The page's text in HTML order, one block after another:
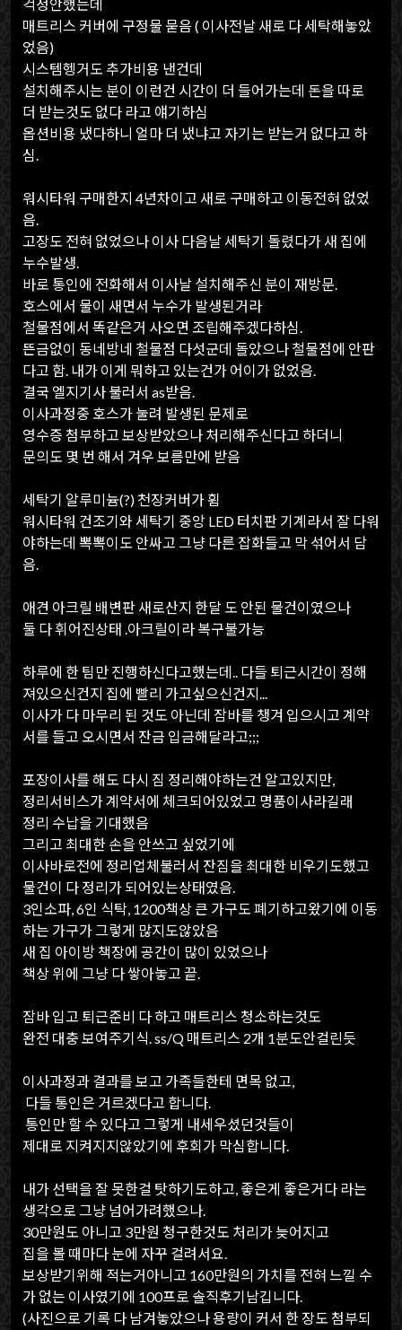
걱정안했는데
매트리스 커버에 구정물 묻음 ( 이사전날 새로 다 세탁해놓았
었음)
시스템헹거도 추가비용 낸건데
설치해주시는 분이 이런건 시간이 더 들어가는데 돈을 따로
더 받는것도 없다 라고 얘기하심
옵션비용 냈다하니 얼마 더 냈냐고 자기는 받는거 없다고 하
심.
워시타워 구매한지 4년차이고 새로 구매하고 이동전혀 없었
음.
고장도 전혀 없었으나 이사 다음날 세탁기 돌렸다가 새 집에
누수발생.
바로 통인에 전화해서 이사날 설치해주신 분이 재방문.
호스에서 물이 새면서 누수가 발생된거라
철물점에서 똑같은거 사오면 조립해주겠다하심.
뜬금없이 동네방네 철물점 다섯군데 돌았으나 철물점에 안판
다고 함. 내가 이게 뭐하고 있는건가 어이가 없었음.
결국 엘지기사 불러서 as받음.
이사과정중 호스가 눌려 발생된 문제로
영수증 첨부하고 보상받았으나 처리해주신다고 하더니
문의도 몇 번 해서 겨우 보름만에 받음
세탁기 알루미늄(?) 천장커버가 휨
워시타워 건조기와 세탁기 중앙 LED 터치판 기계라서 잘 다워
야하는데 뽁뽁이도 안싸고 그냥 다른 잡화들고 막 섞어서 담
음.
애견 아크릴 배변판 새로산지 한달 도 안된 물건이였으나
둘 다 휘어진상태 .아크릴이라 복구불가능
하루에 한 팀만 진행하신다고했는데.. 다들 퇴근시간이 정해
져있으신건지 집에 빨리 가고싶으신건지...
이사가 다 마무리 된 것도 아닌데 잠바를 챙겨 입으시고 계약
서를 들고 오시면서 잔금 입금해달라고;;;
포장이사를 해도 다시 짐 정리해야하는건 알고있지만,
정리서비스가 계약서에 체크되어있었고 명품이사라길래
정리 수납을 기대했음
그리고 최대한 손을 안쓰고 싶었기에
이사바로전에 정리업체불러서 잔짐을 최대한 비우기도했고
물건이 다 정리가 되어있는상태였음.
3인소파, 6인 식탁, 1200책상 큰 가구도 폐기하고왔기에 이동
하는 가구가 그렇게 많지도않았음
새 집 아이방 책장에 공간이 많이 있었으나
책상 위에 그냥 다 쌓아놓고 끝.
잠바 입고 퇴근준비 다 하고 매트리스 청소하는것도
완전 대충 보여주기식. ss/Q 매트리스 2개 1분도안걸린듯
이사과정과 결과를 보고 가족들한테 면목 없고,
다들 통인은 거르겠다고 합니다.
통인만 할 수 있다고 그렇게 내세우셨던것들이
제대로 지켜지지않았기에 후회가 막심합니다.
내가 선택을 잘 못한걸 탓하기도하고, 좋은게 좋은거다 라는
생각으로 그냥 넘어가려했으나.
30만원도 아니고 3만원 청구한것도 처리가 늦어지고
집을 볼 때마다 눈에 자꾸 걸려서요.
보상받기위해 적는거아니고 160만원의 가치를 전혀 느낄 수
가 없는 이사였기에 100프로 솔직후기남깁니다.
(사진으로 기록 다 남겨놓았으나 용량이 커서 한 장도 첨부되